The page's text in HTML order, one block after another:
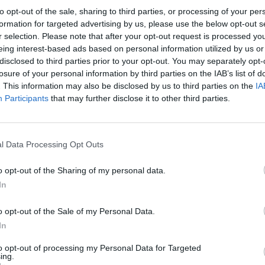
opt-out of the sale, sharing to third parties, or processing of your
for targeted advertising by us, please use the below opt-out
selection. Please note that after your opt-out request is processed
interest-based ads based on personal information utilized by us
to third parties prior to your opt-out. You may separately
of your personal information by third parties on the IAB’s list of
This information may also be disclosed by us to third parties on the
Participants that may further disclose it to other third parties.
Data Processing Opt Outs
opt-out of the Sharing of my personal data.
opt-out of the Sale of my Personal Data.
opt-out of processing my Personal Data for Targeted
Quantcast
Siga-nos nas redes:
YouTube
Facebook
Twitter